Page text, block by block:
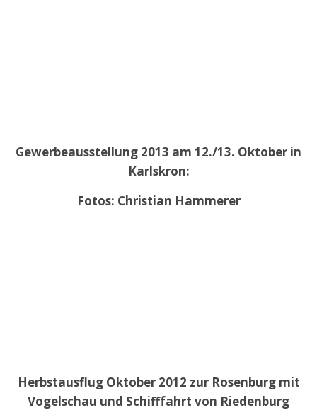
Gewerbeausstellung 2013 am 12./13. Oktober in
Karlskron:
Fotos: Christian Hammerer
Herbstausflug Oktober 2012 zur Rosenburg mit
Vogelschau und Schifffahrt von Riedenburg